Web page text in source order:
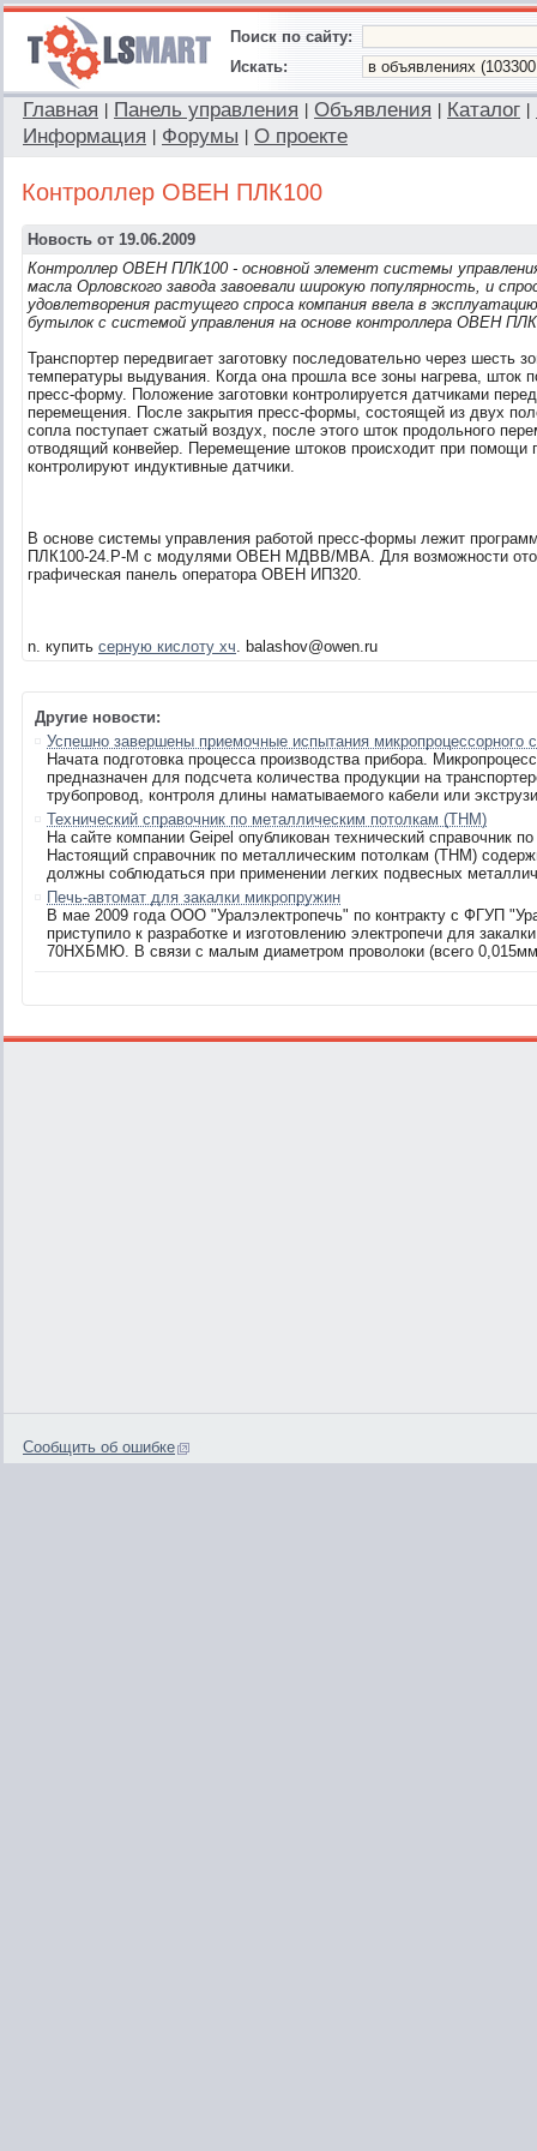
Поиск по сайту:
Искать:
Главная Панель управления Объявления Каталог
Информация
Форумы О проекте
Контроллер ОВЕН ПЛК100
Новость от 19.06.2009
Контроллер ОВЕН ПЛК100 - основной элемент системы
масла Орловского завода завоевали широкую популярность, и
удовлетворения растущего спроса компания ввела в
бутылок с системой управления на основе контроллера ОВЕН
Транспортер передвигает заготовку последовательно через шесть
температуры выдувания. Когда она прошла все зоны нагрева, шток
пресс-форму. Положение заготовки контролируется датчиками
перемещения. После закрытия пресс-формы, состоящей из двух
сопла поступает сжатый воздух, после этого шток продольного
отводящий конвейер. Перемещение штоков происходит при помощи
контролируют индуктивные датчики.
В основе системы управления работой пресс-формы лежит
ПЛК100-24.Р-М с модулями ОВЕН МДВВ/МВА. Для возможности
графическая панель оператора ОВЕН ИП320.
n. купить серную кислоту хч. balashov@owen.ru
Другие новости:
Успешно завершены приемочные испытания
Начата подготовка процесса производства прибора.
предназначен для подсчета количества продукции на
трубопровод, контроля длины наматываемого кабели или
Технический справочник по металлическим потолкам (ТНМ)
На сайте компании Geipel опубликован технический справочник
Настоящий справочник по металлическим потолкам (ТНМ)
должны соблюдаться при применении легких подвесных
Печь-автомат для закалки микропружин
В мае 2009 года ООО "Уралэлектропечь" по контракту с ФГУП
приступило к разработке и изготовлению электропечи для
70НХБМЮ. В связи с малым диаметром проволоки (всего
Сообщить об ошибке